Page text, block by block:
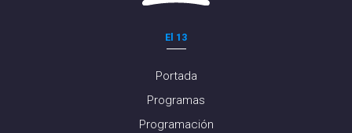
El 13
Portada
Programas
Programación